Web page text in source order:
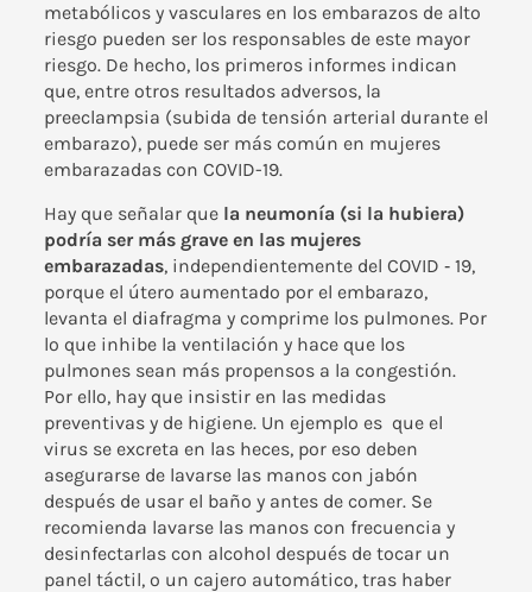
metabólicos y vasculares en los embarazos de alto
riesgo pueden ser los responsables de este mayor
riesgo. De hecho, los primeros informes indican
que, entre otros resultados adversos, la
preeclampsia (subida de tensión arterial durante el
embarazo), puede ser más común en mujeres
embarazadas con COVID-19.
Hay que señalar quela neumonía (si la hubiera)
podría ser más grave en las mujeres
embarazadas, independientemente del COVID ‐ 19,
porque el útero aumentado por el embarazo,
levanta el diafragma y comprime los pulmones. Por
lo que inhibe la ventilación y hace que los
pulmones sean más propensos a la congestión.
Por ello, hay que insistir en las medidas
preventivas y de higiene. Un ejemplo es que el
virus se excreta en las heces, por eso deben
asegurarse de lavarse las manos con jabón
después de usar el baño y antes de comer. Se
recomienda lavarse las manos con frecuencia y
desinfectarlas con alcohol después de tocar un
panel táctil, o un cajero automático, tras haber